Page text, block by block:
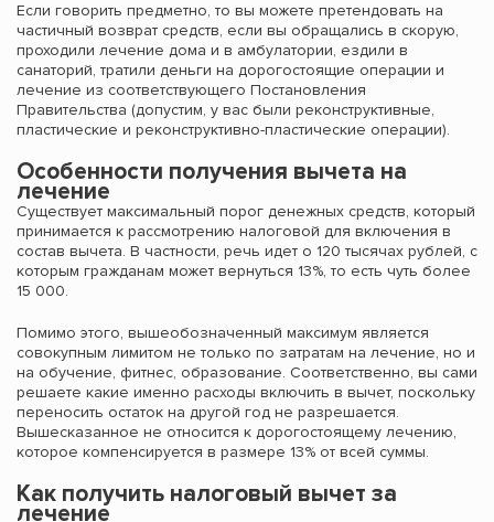
Если говорить предметно, то вы можете претендовать на
частичный возврат средств, если вы обращались в скорую,
проходили лечение дома и в амбулатории, ездили в
санаторий, тратили деньги на дорогостоящие операции и
лечение из соответствующего Постановления
Правительства (допустим, у вас были реконструктивные,
пластические и реконструктивно-пластические операции).
Особенности получения вычета на
лечение
Существует максимальный порог денежных средств, который
принимается к рассмотрению налоговой для включения в
состав вычета. В частности, речь идет о 120 тысячах рублей, с
которым гражданам может вернуться 13%, то есть чуть более
15 000.
Помимо этого, вышеобозначенный максимум является
совокупным лимитом не только по затратам на лечение, но и
на обучение, фитнес, образование. Соответственно, вы сами
решаете какие именно расходы включить в вычет, поскольку
переносить остаток на другой год не разрешается.
Вышесказанное не относится к дорогостоящему лечению,
которое компенсируется в размере 13% от всей суммы.
Как получить налоговый вычет за
лечение